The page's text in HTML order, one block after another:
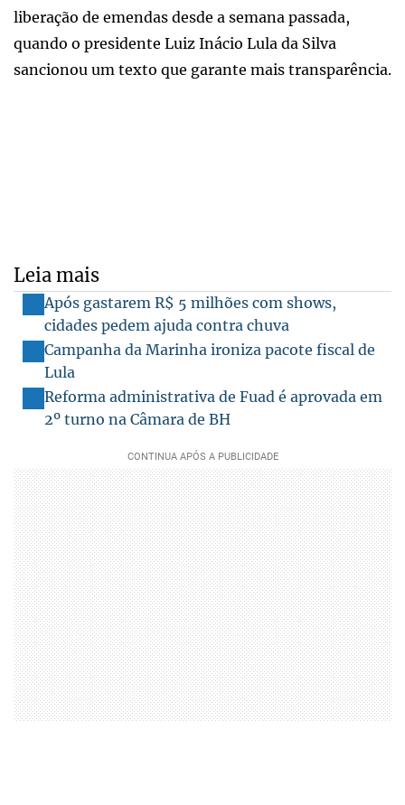
liberação de emendas desde a semana passada,
quando o presidente Luiz Inácio Lula da Silva
sancionou um texto que garante mais transparência.
Leia mais
Após gastarem R$ 5 milhões com shows,
cidades pedem ajuda contra chuva
Campanha da Marinha ironiza pacote fiscal de
Lula
Reforma administrativa de Fuad é aprovada em
2º turno na Câmara de BH